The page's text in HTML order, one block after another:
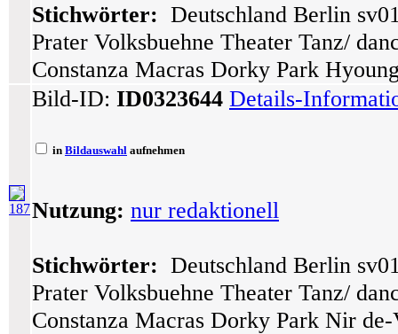
Stichwörter: Deutschland Berlin
Prater Volksbuehne Theater Tanz/
Constanza Macras Dorky Park
187
Bild-ID: ID0323644 Details-
in Bildauswahl aufnehmen
Nutzung: nur redaktionell
Stichwörter: Deutschland Berlin
Prater Volksbuehne Theater Tanz/
Constanza Macras Dorky Park Nir